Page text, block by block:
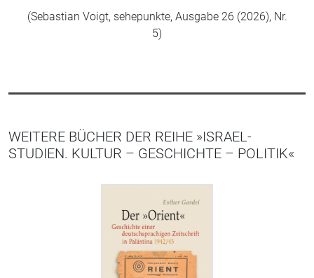
(Sebastian Voigt, sehepunkte, Ausgabe 26 (2026), Nr.
5)
WEITERE BÜCHER DER REIHE »ISRAEL-
STUDIEN. KULTUR – GESCHICHTE – POLITIK«